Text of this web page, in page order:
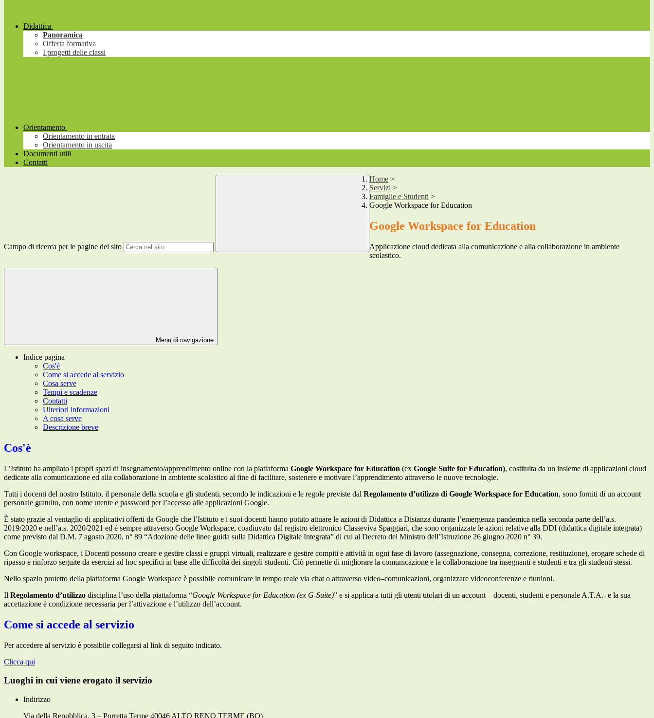
Didattica
Panoramica
Offerta formativa
I progetti delle classi
Orientamento
Orientamento in entrata
Orientamento in uscita
Documenti utili
Contatti
Campo di ricerca per le pagine del sito
Home >
Servizi >
Famiglie e Studenti >
Google Workspace for Education
Google Workspace for Education
Applicazione cloud dedicata alla comunicazione e alla collaborazione in ambiente
scolastico.
Menu di navigazione
Indice pagina
Cos'è
Come si accede al servizio
Cosa serve
Tempi e scadenze
Contatti
Ulteriori informazioni
A cosa serve
Descrizione breve
Cos'è
L’Istituto ha ampliato i propri spazi di insegnamento/apprendimento online con la piattaforma Google Workspace for Education (ex Google Suite for Education), costituita da un insieme di applicazioni cloud
dedicate alla comunicazione ed alla collaborazione in ambiente scolastico al fine di facilitare, sostenere e motivare l’apprendimento attraverso le nuove tecnologie.
Tutti i docenti del nostro Istituto, il personale della scuola e gli studenti, secondo le indicazioni e le regole previste dal Regolamento d’utilizzo di Google Workspace for Education, sono forniti di un account
personale gratuito, con nome utente e password per l’accesso alle applicazioni Google.
È stato grazie al ventaglio di applicativi offerti da Google che l’Istituto e i suoi docenti hanno potuto attuare le azioni di Didattica a Distanza durante l’emergenza pandemica nella seconda parte dell’a.s.
2019/2020 e nell’a.s. 2020/2021 ed è sempre attraverso Google Workspace, coadiuvato dal registro elettronico Classeviva Spaggiari, che sono organizzate le azioni relative alla DDI (didattica digitale integrata)
come previsto dal D.M. 7 agosto 2020, n° 89 “Adozione delle linee guida sulla Didattica Digitale Integrata” di cui al Decreto del Ministro dell’Istruzione 26 giugno 2020 n° 39.
Con Google workspace, i Docenti possono creare e gestire classi e gruppi virtuali, realizzare e gestire compiti e attività in ogni fase di lavoro (assegnazione, consegna, correzione, restituzione), erogare schede di
ripasso e rinforzo seguite da esercizi ad hoc specifici in base alle difficoltà dei singoli studenti. Ciò permette di migliorare la comunicazione e la collaborazione tra insegnanti e studenti e tra gli studenti stessi.
Nello spazio protetto della piattaforma Google Workspace è possibile comunicare in tempo reale via chat o attraverso video–comunicazioni, organizzare videoconferenze e riunioni.
Il Regolamento d’utilizzo disciplina l’uso della piattaforma “Google Workspace for Education (ex G-Suite)” e si applica a tutti gli utenti titolari di un account – docenti, studenti e personale A.T.A.- e la sua
accettazione è condizione necessaria per l’attivazione e l’utilizzo dell’account.
Come si accede al servizio
Per accedere al servizio è possibile collegarsi al link di seguito indicato.
Clicca qui
Luoghi in cui viene erogato il servizio
Indirizzo
Via della Repubblica, 3 – Porretta Terme 40046 ALTO RENO TERME (BO)